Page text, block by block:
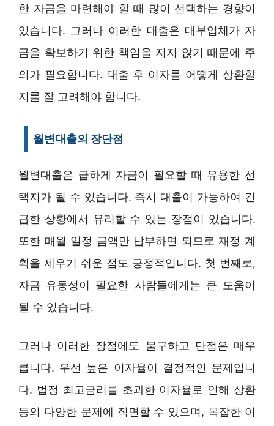
한 자금을 마련해야 할 때 많이 선택하는 경향이
있습니다. 그러나 이러한 대출은 대부업체가 자
금을 확보하기 위한 책임을 지지 않기 때문에 주
의가 필요합니다. 대출 후 이자를 어떻게 상환할
지를 잘 고려해야 합니다.
월변대출의 장단점
월변대출은 급하게 자금이 필요할 때 유용한 선
택지가 될 수 있습니다. 즉시 대출이 가능하여 긴
급한 상황에서 유리할 수 있는 장점이 있습니다.
또한 매월 일정 금액만 납부하면 되므로 재정 계
획을 세우기 쉬운 점도 긍정적입니다. 첫 번째로,
자금 유동성이 필요한 사람들에게는 큰 도움이
될 수 있습니다.
그러나 이러한 장점에도 불구하고 단점은 매우
큽니다. 우선 높은 이자율이 결정적인 문제입니
다. 법정 최고금리를 초과한 이자율로 인해 상환
등의 다양한 문제에 직면할 수 있으며, 복잡한 이